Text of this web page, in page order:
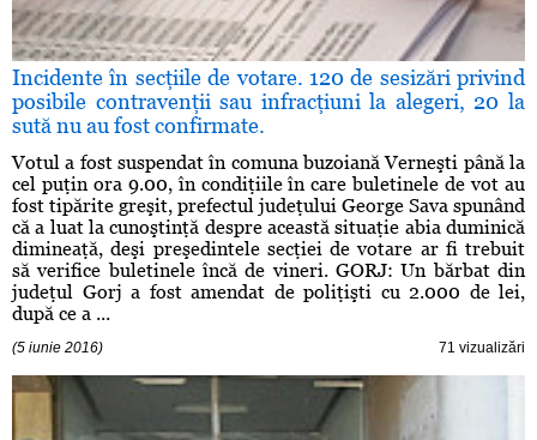
Incidente în secţiile de votare. 120 de sesizări privind
posibile contravenţii sau infracţiuni la alegeri, 20 la
sută nu au fost confirmate.
Votul a fost suspendat în comuna buzoiană Verneşti până la
cel puţin ora 9.00, în condiţiile în care buletinele de vot au
fost tipărite greşit, prefectul judeţului George Sava spunând
că a luat la cunoştinţă despre această situaţie abia duminică
dimineaţă, deşi preşedintele secţiei de votare ar fi trebuit
să verifice buletinele încă de vineri. GORJ: Un bărbat din
judeţul Gorj a fost amendat de poliţişti cu 2.000 de lei,
după ce a ...
(5 iunie 2016) 71 vizualizări